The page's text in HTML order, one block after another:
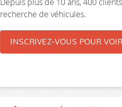
recherche de véhicules.
INSCRIVEZ-VOUS POUR